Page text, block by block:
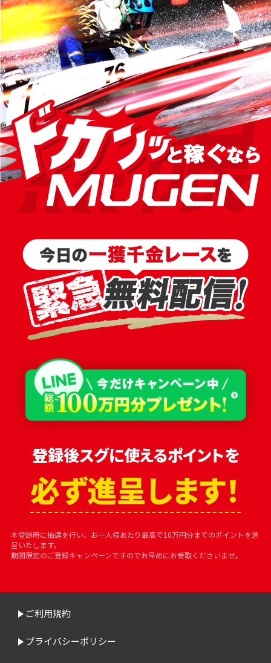
登録後スグに使えるポイントを
必ず進呈します！
本登録時に抽選を行い、お一人様あたり最高で10万円分までのポイントを進
呈いたします。
期間限定のご登録キャンペーンですのでお早めにお受取くださいませ。
ご利用規約
プライバシーポリシー